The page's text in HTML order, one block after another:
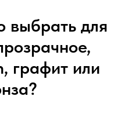
выбрать для
графит или